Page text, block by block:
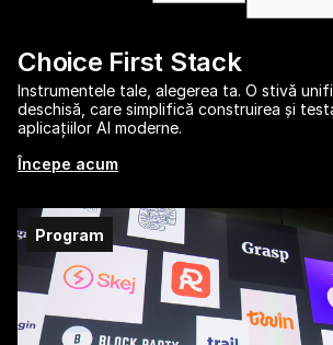
Choice First Stack
Instrumentele tale, alegerea ta. O stivă
deschisă, care simplifică construirea și
aplicațiilor AI moderne.
Începe acum
Program